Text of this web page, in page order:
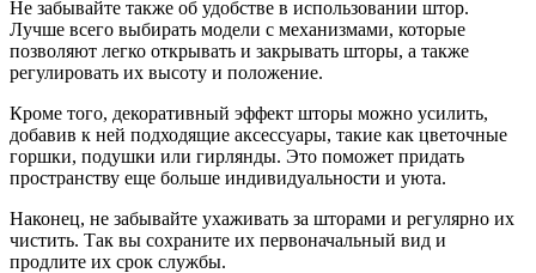
Не забывайте также об удобстве в использовании штор.
Лучше всего выбирать модели с механизмами, которые
позволяют легко открывать и закрывать шторы, а также
регулировать их высоту и положение.
Кроме того, декоративный эффект шторы можно усилить,
добавив к ней подходящие аксессуары, такие как цветочные
горшки, подушки или гирлянды. Это поможет придать
пространству еще больше индивидуальности и уюта.
Наконец, не забывайте ухаживать за шторами и регулярно их
чистить. Так вы сохраните их первоначальный вид и
продлите их срок службы.